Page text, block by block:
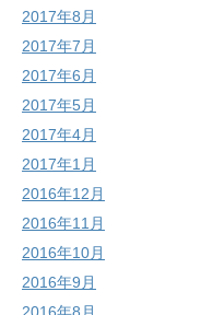
2017年8月
2017年7月
2017年6月
2017年5月
2017年4月
2017年1月
2016年12月
2016年11月
2016年10月
2016年9月